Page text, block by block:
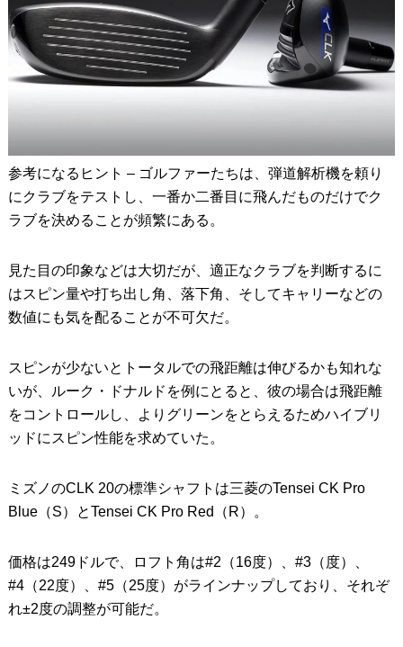
参考になるヒント – ゴルファーたちは、弾道解析機を頼り
にクラブをテストし、一番か二番目に飛んだものだけでク
ラブを決めることが頻繁にある。
見た目の印象などは大切だが、適正なクラブを判断するに
はスピン量や打ち出し角、落下角、そしてキャリーなどの
数値にも気を配ることが不可欠だ。
スピンが少ないとトータルでの飛距離は伸びるかも知れな
いが、ルーク・ドナルドを例にとると、彼の場合は飛距離
をコントロールし、よりグリーンをとらえるためハイブリ
ッドにスピン性能を求めていた。
ミズノのCLK 20の標準シャフトは三菱のTensei CK Pro
Blue（S）とTensei CK Pro Red（R）。
価格は249ドルで、ロフト角は#2（16度）、#3（度）、
#4（22度）、#5（25度）がラインナップしており、それぞ
れ±2度の調整が可能だ。